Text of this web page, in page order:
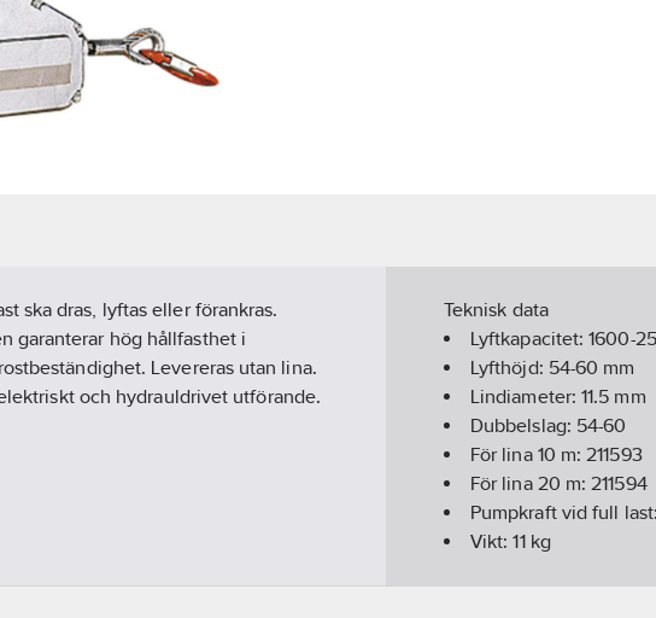
ska dras, lyftas eller förankras.
garanterar hög hållfasthet i
Levereras utan lina.
och hydrauldrivet utförande.
Teknisk data
Lyftkapacitet:1600-
Lyfthöjd: 54-60 mm
Lindiameter:11.5 mm
Dubbelslag: 54-60
För lina 10 m:211593
För lina 20 m:211594
Pumpkraft vid full
Vikt:11kg